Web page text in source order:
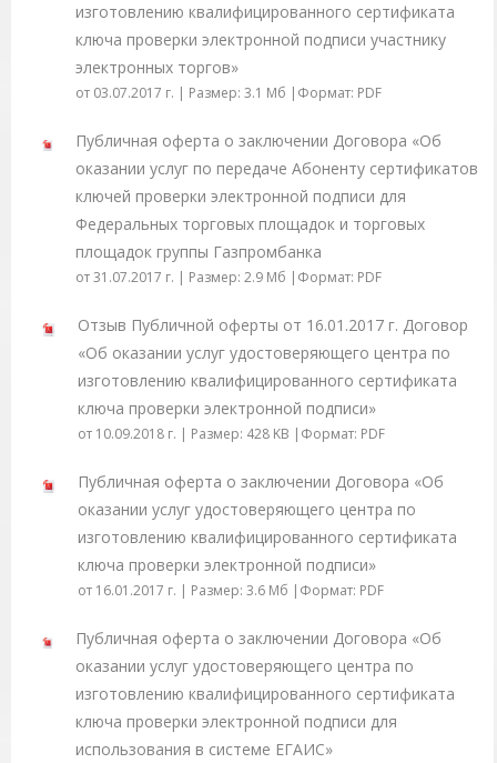
изготовлению квалифицированного сертификата
ключа проверки электронной подписи участнику
электронных торгов»
от 03.07.2017 г. | Размер: 3.1 Мб |Формат: PDF
Публичная оферта о заключении Договора «Об
оказании услуг по передаче Абоненту сертификатов
ключей проверки электронной подписи для
Федеральных торговых площадок и торговых
площадок группы Газпромбанка
от 31.07.2017 г. | Размер: 2.9 Мб |Формат: PDF
Отзыв Публичной оферты от 16.01.2017 г. Договор
«Об оказании услуг удостоверяющего центра по
изготовлению квалифицированного сертификата
ключа проверки электронной подписи»
от 10.09.2018 г. | Размер: 428 KB |Формат: PDF
Публичная оферта о заключении Договора «Об
оказании услуг удостоверяющего центра по
изготовлению квалифицированного сертификата
ключа проверки электронной подписи»
от 16.01.2017 г. | Размер: 3.6 Мб |Формат: PDF
Публичная оферта о заключении Договора «Об
оказании услуг удостоверяющего центра по
изготовлению квалифицированного сертификата
ключа проверки электронной подписи для
использования в системе ЕГАИС»